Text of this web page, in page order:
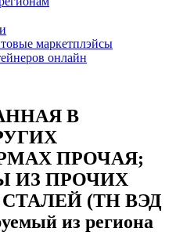
маркетплэйсы
онлайн
В
ПРОЧАЯ;
ИЗ ПРОЧИХ
(ТН ВЭД
из региона